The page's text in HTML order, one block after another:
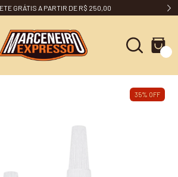
GRÁTIS A PARTIR DE R$ 250,00
35% OFF